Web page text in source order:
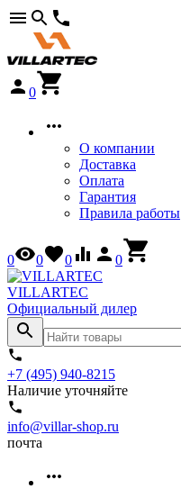
0
О компании
Доставка
Оплата
Гарантия
Правила работы
0 0 0 0
VILLARTEC
Официальный дилер
+7 (495) 940-8215
Наличие уточняйте
info@villar-shop.ru
почта